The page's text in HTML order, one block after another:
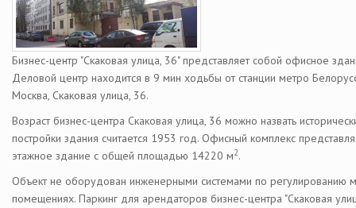
Бизнес-центр "Скаковая улица, 36" представляет собой офисное
Деловой центр находится в 9 мин ходьбы от станции метро
Москва, Скаковая улица, 36.
Возраст бизнес-центра Скаковая улица, 36 можно назвать
постройки здания считается 1953 год. Офисный комплекс
этажное здание с общей площадью 14220 м2.
Объект не оборудован инженерными системами по регулированию
помещениях. Паркинг для арендаторов бизнес-центра "Скаковая